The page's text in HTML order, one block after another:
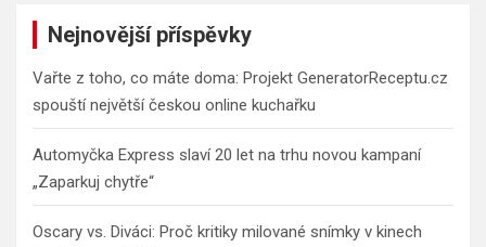
Nejnovější příspěvky
Vařte z toho, co máte doma: Projekt GeneratorReceptu.cz
spouští největší českou online kuchařku
Automyčka Express slaví 20 let na trhu novou kampaní
„Zaparkuj chytře“
Oscary vs. Diváci: Proč kritiky milované snímky v kinech